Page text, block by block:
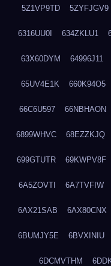
5Z1VP9TD 5ZYFJGV9
6316UU0I 634ZKLU1
63X60DYM 64996J11
65UV4E1K 660K94O5
66C6U597 66NBHAON
6899WHVC 68EZZKJQ
699GTUTR 69KWPV8F
6A5ZOVTI 6A7TVFIW
6AX21SAB 6AX80CNX
6BUMJY5E 6BVXINIU
6DCMVTHM